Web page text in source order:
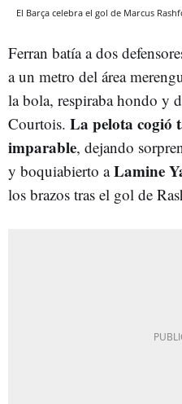
El Barça celebra el gol de Marcus
Ferran batía a dos
a un metro del área
la bola, respiraba hondo y
Courtois. La pelota cogió
imparable, dejando
y boquiabierto aLamine
los brazos tras el gol de